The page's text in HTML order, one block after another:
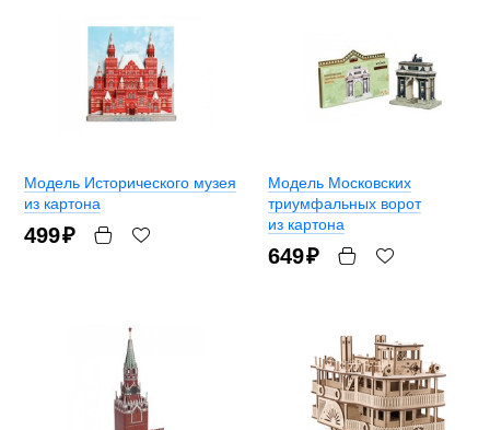
Модель Исторического музея
из картона
499₽
Модель Московских
триумфальных ворот
из картона
649₽